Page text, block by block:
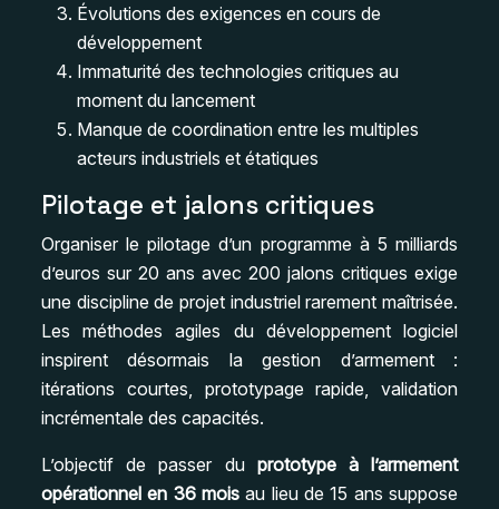
Évolutions des exigences en cours de
développement
Immaturité des technologies critiques au
moment du lancement
Manque de coordination entre les multiples
acteurs industriels et étatiques
Pilotage et jalons critiques
Organiser le pilotage d’un programme à 5 milliards
d’euros sur 20 ans avec 200 jalons critiques exige
une discipline de projet industriel rarement maîtrisée.
Les méthodes agiles du développement logiciel
inspirent désormais la gestion d’armement :
itérations courtes, prototypage rapide, validation
incrémentale des capacités.
L’objectif de passer du prototype à l’armement
opérationnel en 36 mois au lieu de 15 ans suppose